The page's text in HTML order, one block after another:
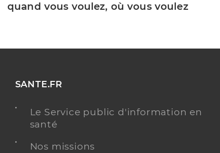
quand vous voulez, où vous voulez
SANTE.FR
Le Service public d'information en
santé
Nos missions